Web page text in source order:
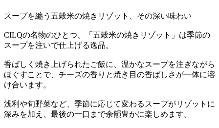
スープを纏う五穀米の焼きリゾット、その深い味わい
CILQの名物のひとつ、「五穀米の焼きリゾット」は季節の
スープを注いで仕上げる逸品。
香ばしく焼き上げられたご飯に、温かなスープを注ぎながら
ほぐすことで、チーズの香りと焼き目の香ばしさが一体に溶
け合います。
浅利や旬野菜など、季節に応じて変わるスープがリゾットに
深みを加え、最後の一口まで余韻豊かに楽しめます。